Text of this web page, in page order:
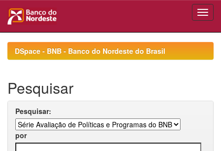
navigationDSpace - BNB - Banco do Nordeste do Brasil
Pesquisar
Pesquisar:
por